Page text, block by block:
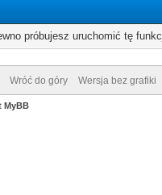
próbujesz uruchomić tę
Wróć do góry Wersja bez grafiki
MyBB